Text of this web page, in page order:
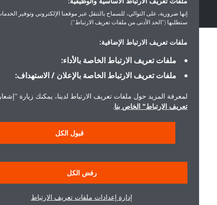
إنها ضرورية، على التوالي، للسماح بالتنقل عبر موقعنا الإلكتروني وتوفير الخدمات التي
ستطلبها ("الحد الأدنى من ملفات تعريف الارتباط").
ملفات تعريف الارتباط الإضافية:
ملفات تعريف الارتباط الخاصة بالأداء:
ملفات تعريف الارتباط الخاصة بالإعلان / الاستهداف:
لمعرفة المزيد حول ملفات تعريف الارتباط لدينا، يمكنك زيارة "إشعار
تعريف الارتباط" الخاص بنا.
قبول الكل
رفض الكل
إدارة إعدادات ملفات تعريف الارتباط